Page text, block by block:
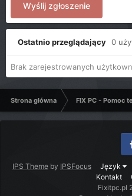
Wyślij zgłoszenie
Ostatnio przeglądający 0
Brak zarejestrowanych
Strona główna FIX PC - Pomoc
IPS Theme by IPSFocus Język
Kontakt
Fixitpc.pl